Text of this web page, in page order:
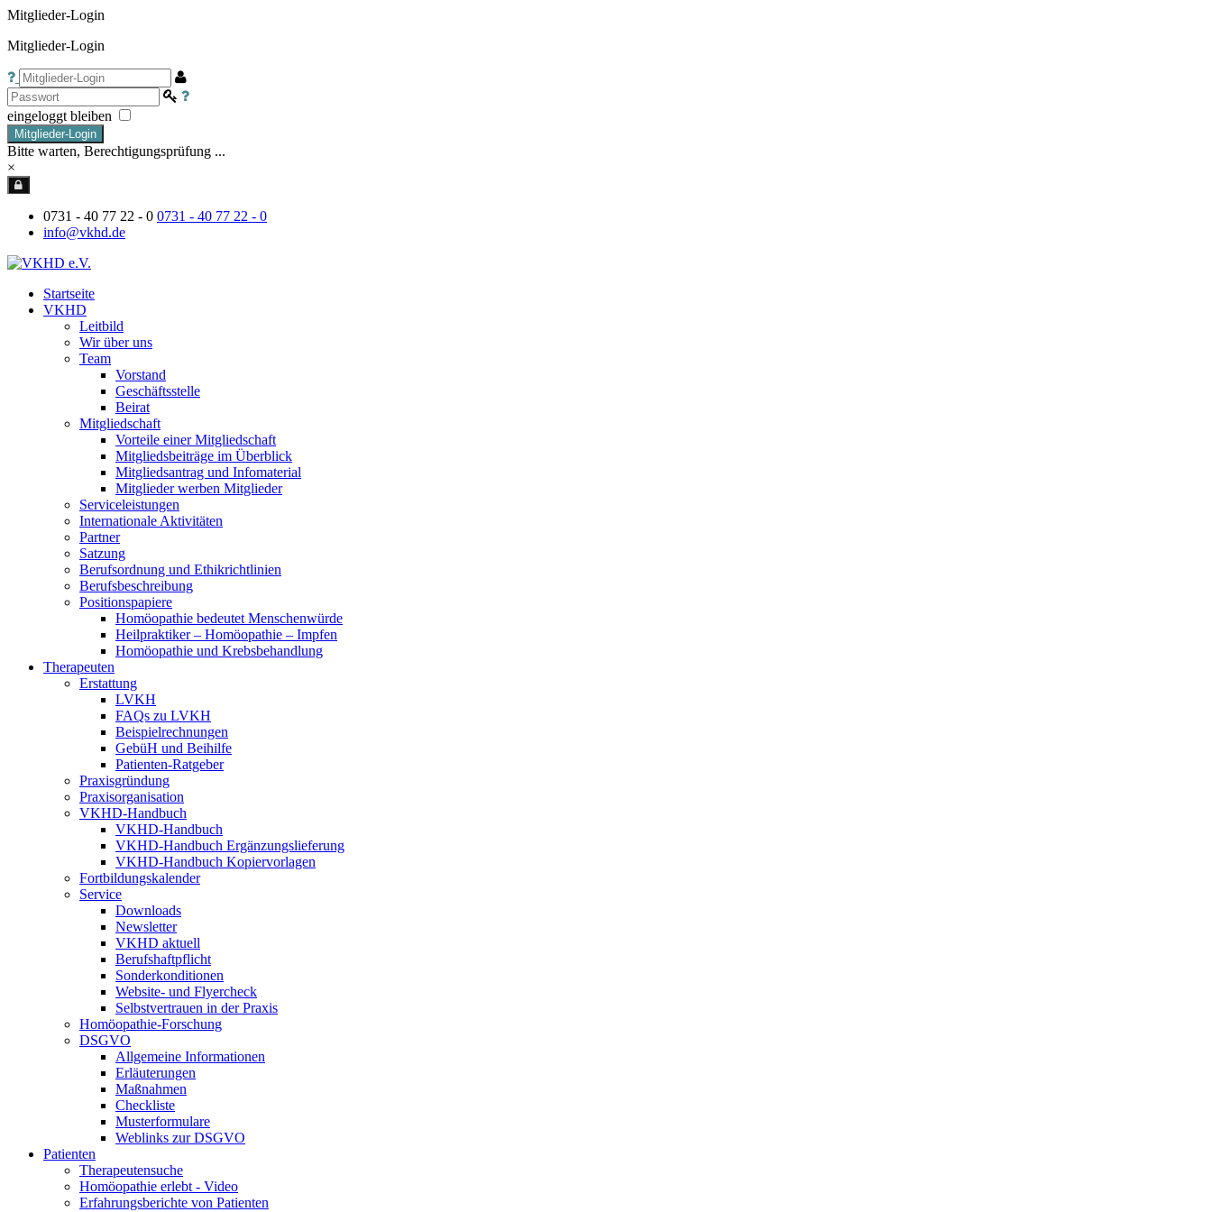
Mitglieder-Login
Mitglieder-Login
eingeloggt bleiben
Mitglieder-Login
Bitte warten, Berechtigungsprüfung ...
×
0731 - 40 77 22 - 0 0731 - 40 77 22 - 0
info@vkhd.de
Startseite
VKHD
Leitbild
Wir über uns
Team
Vorstand
Geschäftsstelle
Beirat
Mitgliedschaft
Vorteile einer Mitgliedschaft
Mitgliedsbeiträge im Überblick
Mitgliedsantrag und Infomaterial
Mitglieder werben Mitglieder
Serviceleistungen
Internationale Aktivitäten
Partner
Satzung
Berufsordnung und Ethikrichtlinien
Berufsbeschreibung
Positionspapiere
Homöopathie bedeutet Menschenwürde
Heilpraktiker – Homöopathie – Impfen
Homöopathie und Krebsbehandlung
Therapeuten
Erstattung
LVKH
FAQs zu LVKH
Beispielrechnungen
GebüH und Beihilfe
Patienten-Ratgeber
Praxisgründung
Praxisorganisation
VKHD-Handbuch
VKHD-Handbuch
VKHD-Handbuch Ergänzungslieferung
VKHD-Handbuch Kopiervorlagen
Fortbildungskalender
Service
Downloads
Newsletter
VKHD aktuell
Berufshaftpflicht
Sonderkonditionen
Website- und Flyercheck
Selbstvertrauen in der Praxis
Homöopathie-Forschung
DSGVO
Allgemeine Informationen
Erläuterungen
Maßnahmen
Checkliste
Musterformulare
Weblinks zur DSGVO
Patienten
Therapeutensuche
Homöopathie erlebt - Video
Erfahrungsberichte von Patienten